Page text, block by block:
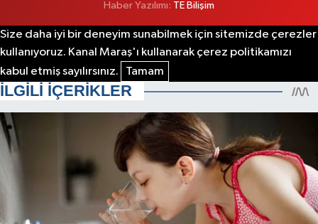
Haber Yazılımı: TE Bilişim
Size daha iyi bir deneyim sunabilmek için sitemizde çerezler
kullanıyoruz. Kanal Maraş'ı kullanarak çerez politikamızı
kabul etmiş sayılırsınız.
Tamam